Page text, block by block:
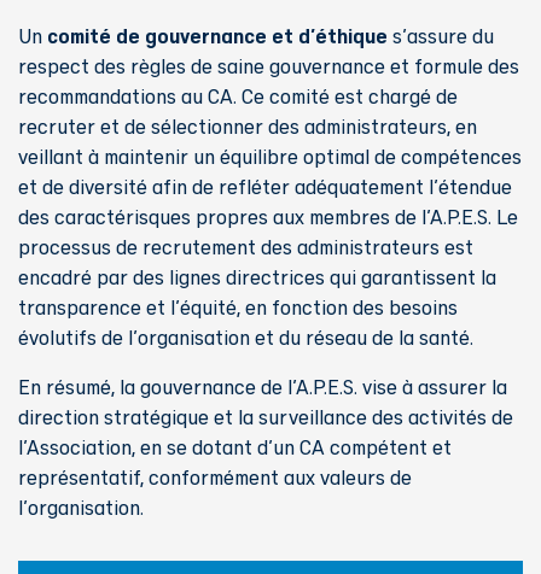
Un comité de gouvernance et d'éthique s'assure du
respect des règles de saine gouvernance et formule des
recommandations au CA. Ce comité est chargé de
recruter et de sélectionner des administrateurs, en
veillant à maintenir un équilibre optimal de compétences
et de diversité afin de refléter adéquatement l'étendue
des caractérisques propres aux membres de l'A.P.E.S. Le
processus de recrutement des administrateurs est
encadré par des lignes directrices qui garantissent la
transparence et l'équité, en fonction des besoins
évolutifs de l'organisation et du réseau de la santé.
En résumé, la gouvernance de l'A.P.E.S. vise à assurer la
direction stratégique et la surveillance des activités de
l'Association, en se dotant d'un CA compétent et
représentatif, conformément aux valeurs de
l'organisation.